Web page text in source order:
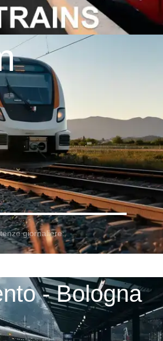
giornaliere:
- Bologna